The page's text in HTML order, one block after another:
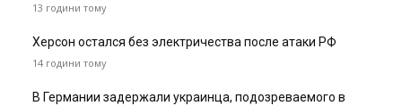
13 години тому
Херсон остался без электричества после атаки РФ
14 години тому
В Германии задержали украинца, подозреваемого в